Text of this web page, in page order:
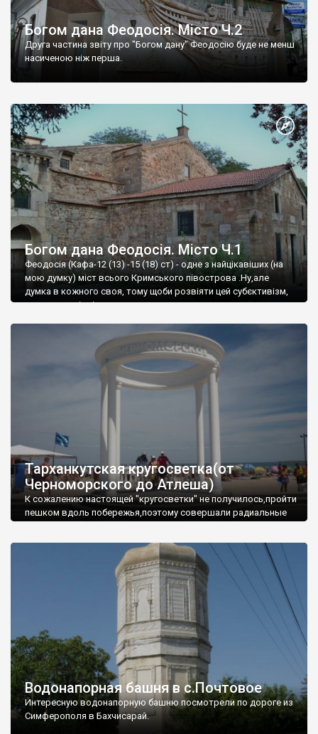
Богом дана Феодосія. Місто Ч.2
Друга частина звіту про "Богом дану" Феодосію буде не менш
насиченою ніж перша.
Богом дана Феодосія. Місто Ч.1
Феодосія (Кафа-12 (13) -15 (18) ст) - одне з найцікавіших (на
мою думку) міст всього Кримського півострова .Ну,але
думка в кожного своя, тому щоби розвіяти цей субєктивізм,
запрошую відвідати це
Тарханкутская кругосветка(от
Черноморского до Атлеша)
К сожалению настоящей "кругосветки" не получилось,пройти
пешком вдоль побережья,поэтому совершали радиальные
Водонапорная башня в с.Почтовое
Интересную водонапорную башню посмотрели по дороге из
Симферополя в Бахчисарай.